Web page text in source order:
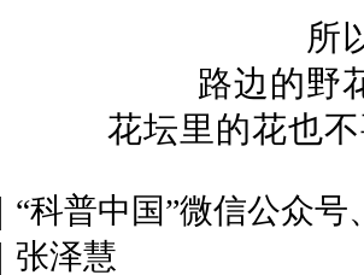
所
路边的野
花坛里的花也
“科普中国”微信公众号
张泽慧